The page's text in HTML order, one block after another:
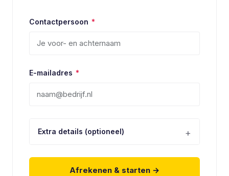
Contactpersoon *
E-mailadres *
Extra details (optioneel)
Afrekenen & starten →